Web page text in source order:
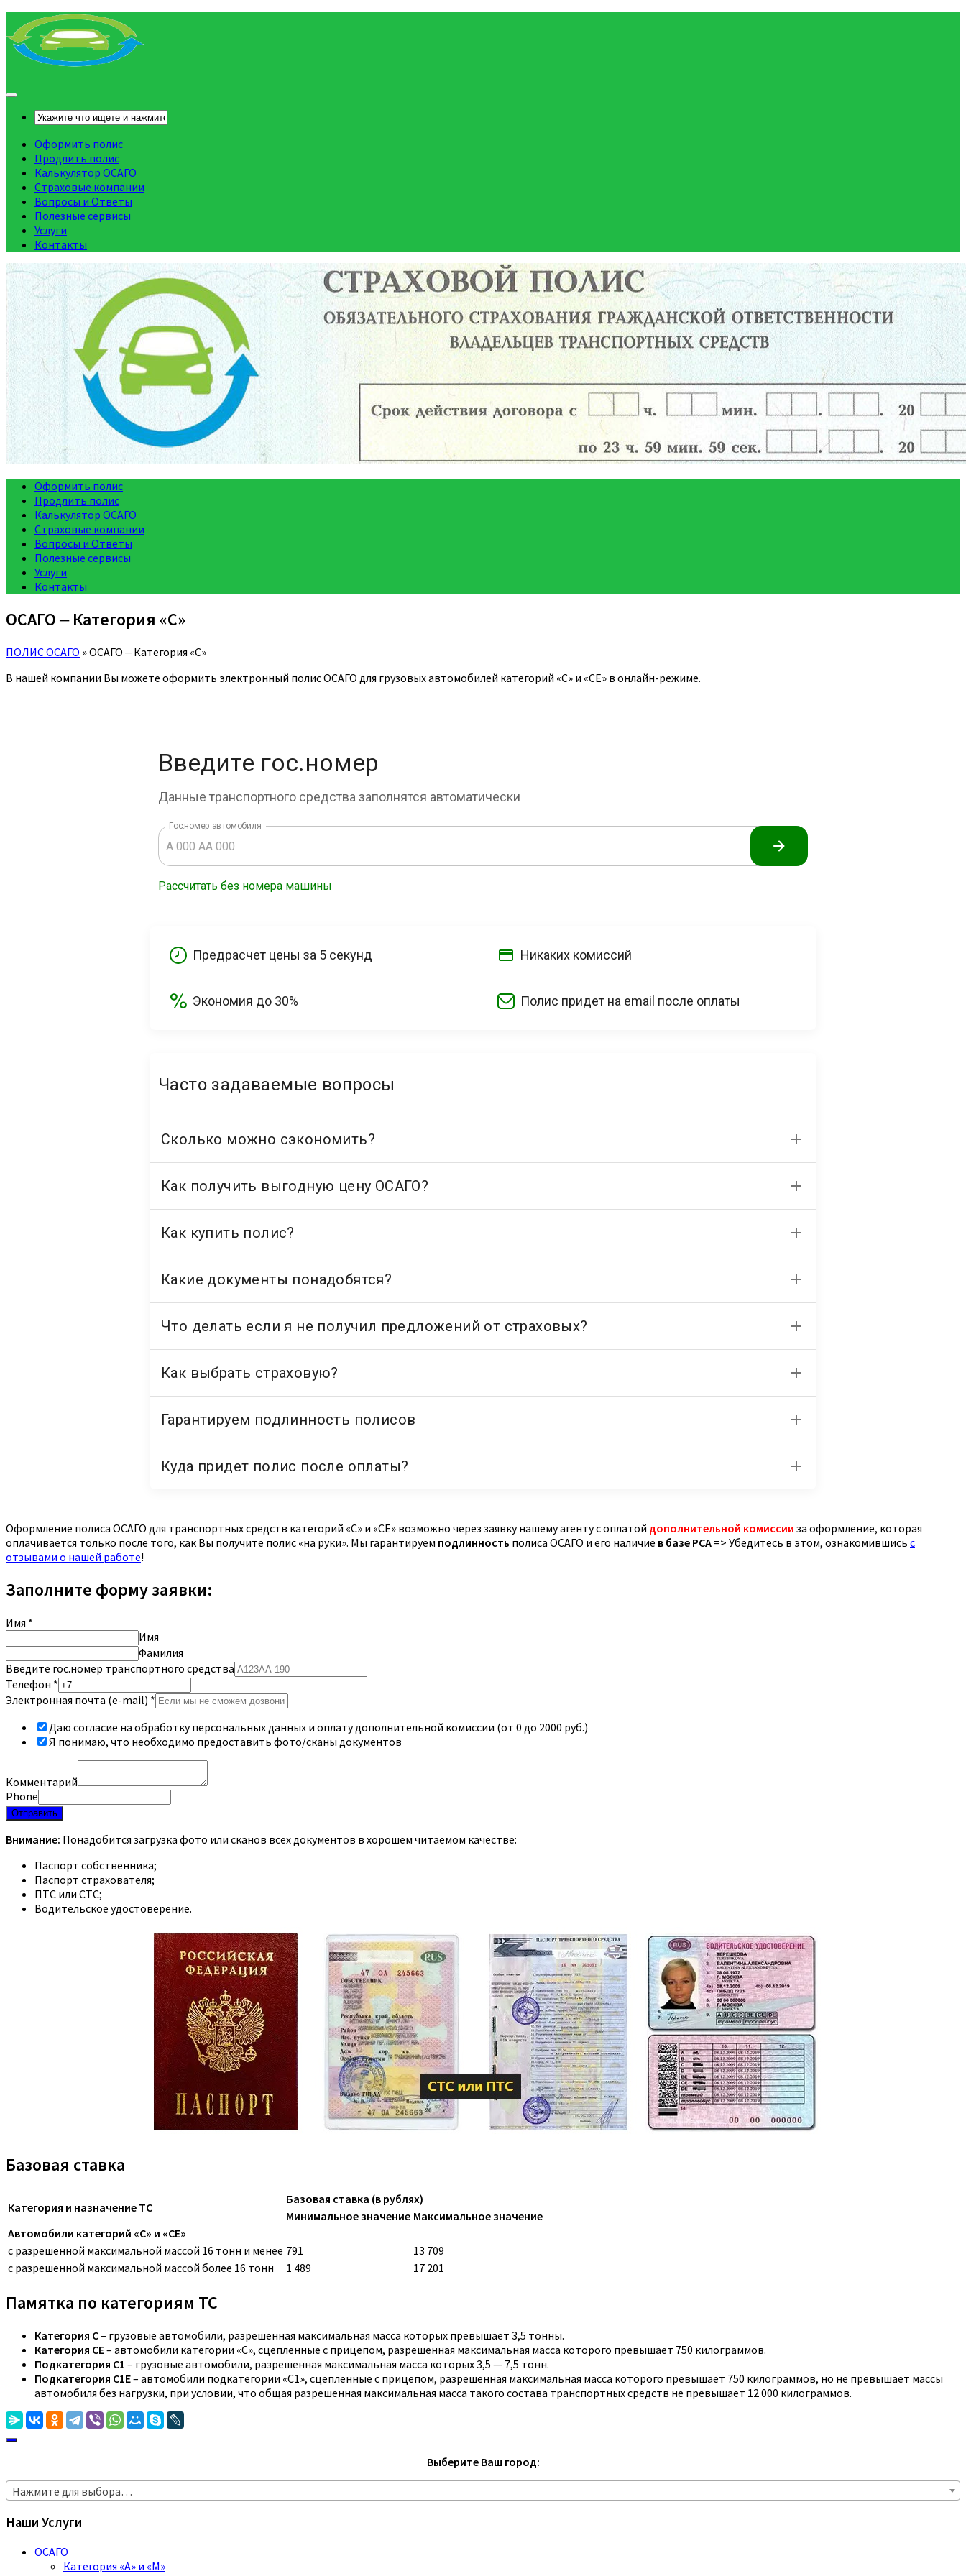
Оформить полис
Продлить полис
Калькулятор ОСАГО
Страховые компании
Вопросы и Ответы
Полезные сервисы
Услуги
Контакты
Оформить полис
Продлить полис
Калькулятор ОСАГО
Страховые компании
Вопросы и Ответы
Полезные сервисы
Услуги
Контакты
ОСАГО ‒ Категория «C»
ПОЛИС ОСАГО »ОСАГО ‒ Категория «C»
В нашей компании Вы можете оформить электронный полис ОСАГО для грузовых автомобилей категорий «C» и «CE» в онлайн-режиме.
Оформление полиса ОСАГО для транспортных средств категорий «C» и «CE» возможно через заявку нашему агенту с оплатой дополнительной комиссии за оформление, которая
оплачивается только после того, как Вы получите полис «на руки». Мы гарантируем подлинность полиса ОСАГО и его наличие в базе РСА => Убедитесь в этом, ознакомившись с
отзывами о нашей работе!
Заполните форму заявки:
Имя *
Имя
Фамилия
Введите гос.номер транспортного средства
Телефон *
Электронная почта (e-mail) *
Даю согласие на обработку персональных данных и оплату дополнительной комиссии (от 0 до 2000 руб.)
Я понимаю, что необходимо предоставить фото/сканы документов
Комментарий
Phone
Отправить
Внимание: Понадобится загрузка фото или сканов всех документов в хорошем читаемом качестве:
Паспорт собственника;
Паспорт страхователя;
ПТС или СТС;
Водительское удостоверение.
Базовая ставка
Категория и назначение ТС
Базовая ставка (в рублях)
Минимальное значение Максимальное значение
Автомобили категорий «C» и «CE»
с разрешенной максимальной массой 16 тонн и менее 791
13 709
с разрешенной максимальной массой более 16 тонн
1 489 17 201
Памятка по категориям ТС
Категория C– грузовые автомобили, разрешенная максимальная масса которых превышает 3,5 тонны.
Категория CE– автомобили категории «С», сцепленные с прицепом, разрешенная максимальная масса которого превышает 750 килограммов.
Подкатегория C1 – грузовые автомобили, разрешенная максимальная масса которых 3,5 — 7,5 тонн.
Подкатегория C1E– автомобили подкатегории «С1», сцепленные с прицепом, разрешенная максимальная масса которого превышает 750 килограммов, но не превышает массы
автомобиля без нагрузки, при условии, что общая разрешенная максимальная масса такого состава транспортных средств не превышает 12 000 килограммов.
Выберите Ваш город:
Нажмите для выбора…
Наши Услуги
ОСАГО
Категория «A» и «M»